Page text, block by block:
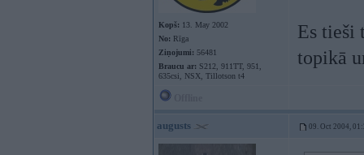
Kopš: 13. May 2002
No: Rīga
Ziņojumi: 56481
Braucu ar: S212, 911TT, 951,
635csi, NSX, Tillotson t4
Es tieši
topikā
augusts 09. Oct 2004,